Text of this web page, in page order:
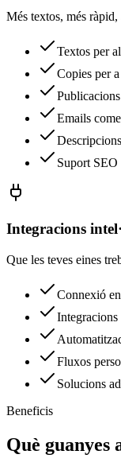
Més textos, més ràpid,
Textos per
Copies per
Emails
Suport
Integracions
Que les teves eines
Connexió
Fluxos
Solucions
Beneficis
Què guanyes